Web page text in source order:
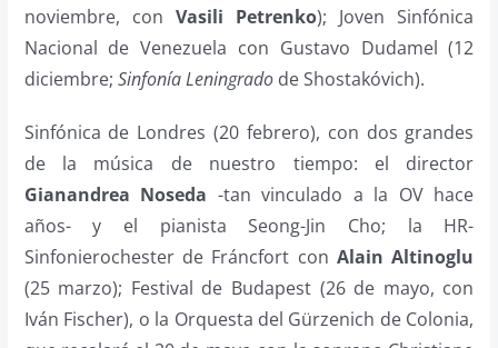
noviembre, con Vasili Petrenko); Joven Sinfónica
Nacional de Venezuela con Gustavo Dudamel (12
diciembre; Sinfonía Leningradode Shostakóvich).
Sinfónica de Londres (20 febrero), con dos grandes
de la música de nuestro tiempo: el director
Gianandrea Noseda -tan vinculado a la OV hace
años- y el pianista Seong-Jin Cho; la HR-
Sinfonierochester de Fráncfort conAlain Altinoglu
(25 marzo); Festival de Budapest (26 de mayo, con
Iván Fischer), o la Orquesta del Gürzenich de Colonia,